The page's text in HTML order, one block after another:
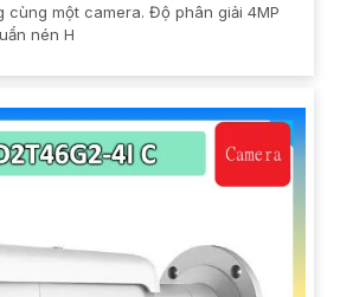
cùng một camera. Độ phân giải 4MP
nén H